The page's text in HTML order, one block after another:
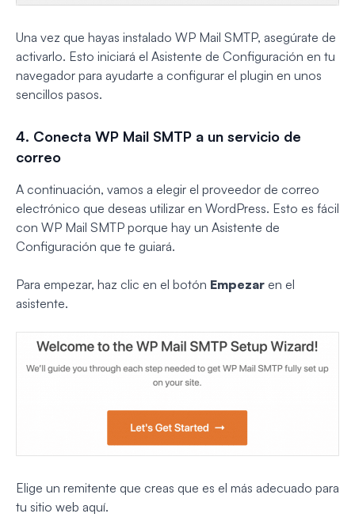
Una vez que hayas instalado WP Mail SMTP, asegúrate de
activarlo. Esto iniciará el Asistente de Configuración en tu
navegador para ayudarte a configurar el plugin en unos
sencillos pasos.
4. Conecta WP Mail SMTP a un servicio de
correo
A continuación, vamos a elegir el proveedor de correo
electrónico que deseas utilizar en WordPress. Esto es fácil
con WP Mail SMTP porque hay un Asistente de
Configuración que te guiará.
Para empezar, haz clic en el botón Empezar en el
asistente.
Elige un remitente que creas que es el más adecuado para
tu sitio web aquí.